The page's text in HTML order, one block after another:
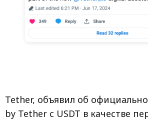
Tether, объявил об
by Tether с USDT в качестве